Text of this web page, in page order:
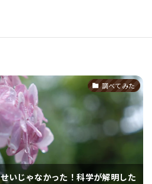
調べてみた
いじゃなかった！科学が解明した